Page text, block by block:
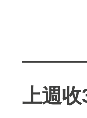
上週